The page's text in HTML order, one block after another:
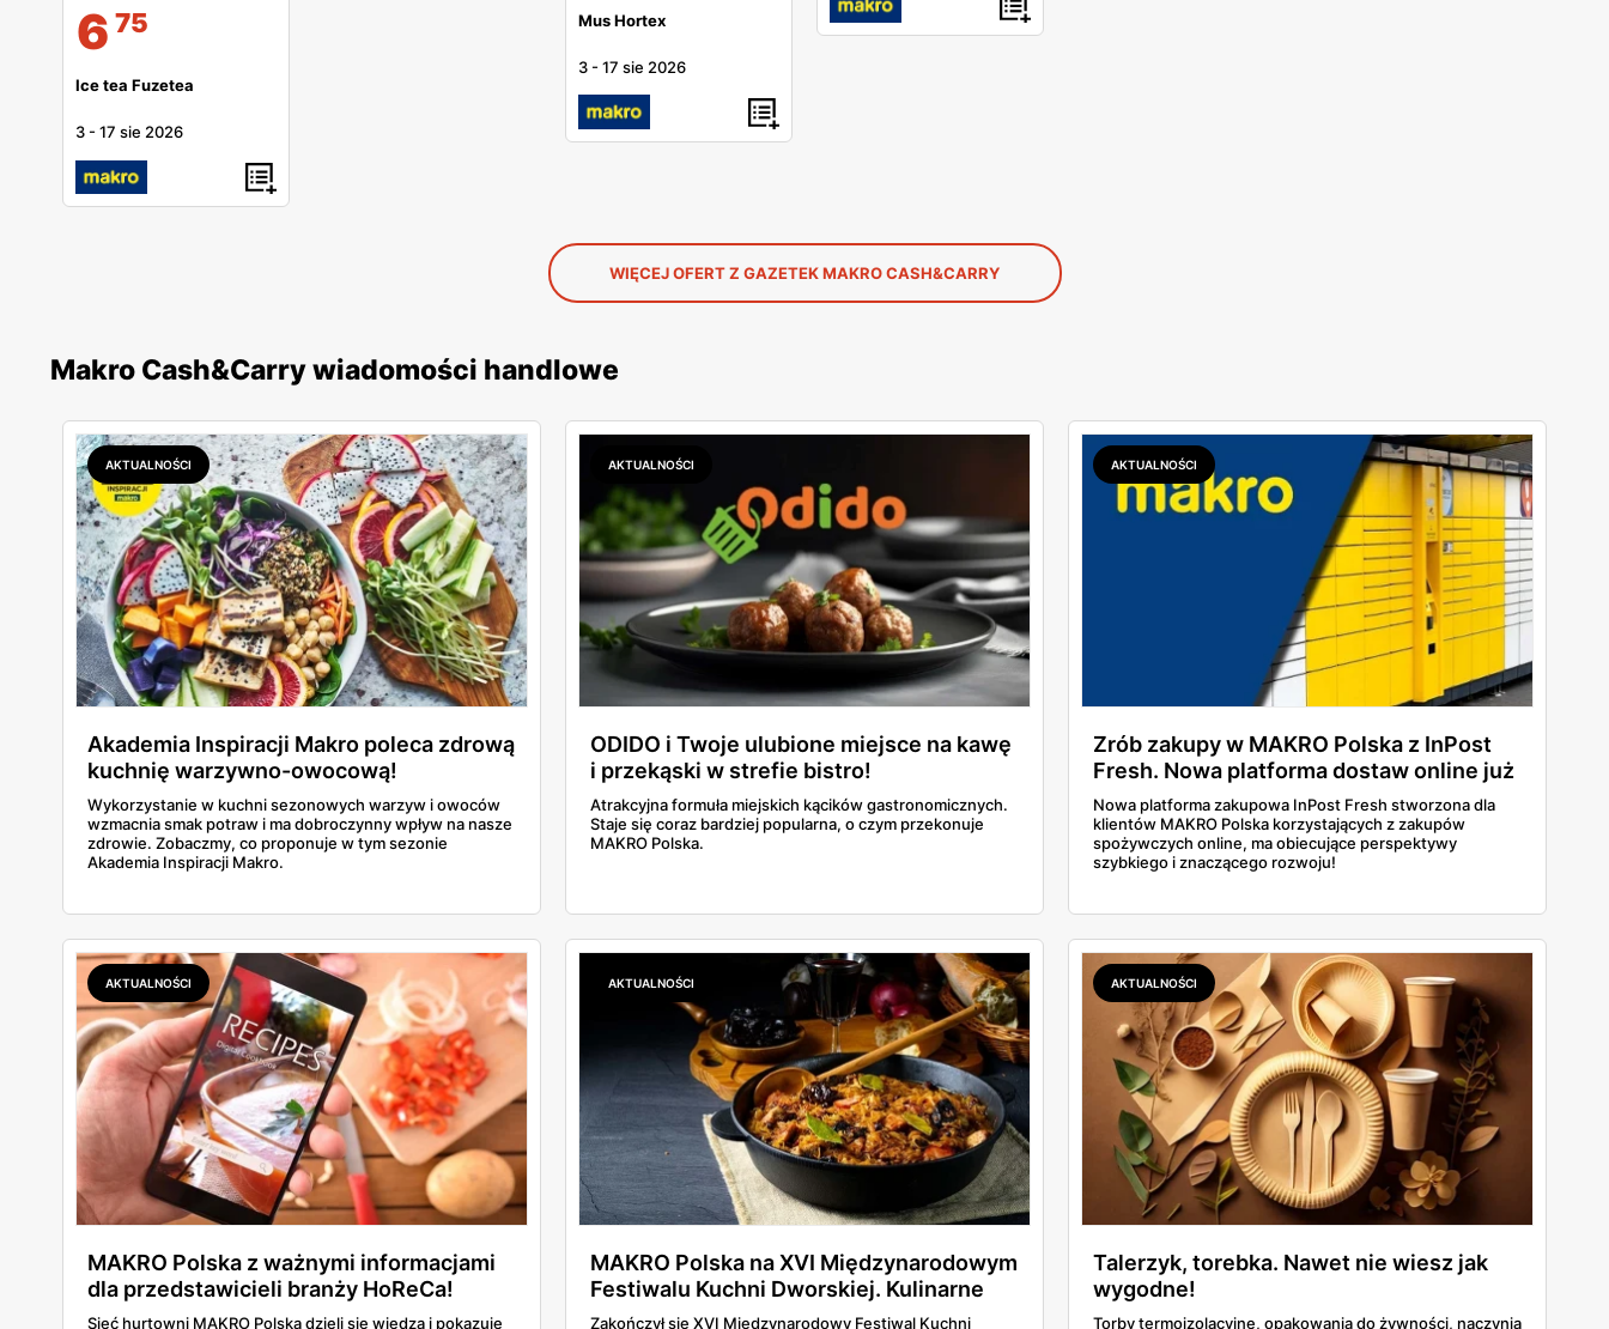
6 75
Ice tea Fuzetea
3 -17 sie 2026
Mus Hortex
3 -17 sie 2026
WIĘCEJ OFERT Z GAZETEK MAKRO CASH&CARRY
Makro Cash&Carry wiadomości handlowe
AKTUALNOŚCI
Akademia Inspiracji Makro poleca zdrową
kuchnię warzywno-owocową!
Wykorzystanie w kuchni sezonowych warzyw i owoców
wzmacnia smak potraw i ma dobroczynny wpływ na nasze
zdrowie. Zobaczmy, co proponuje w tym sezonie
Akademia Inspiracji Makro.
AKTUALNOŚCI
ODIDO i Twoje ulubione miejsce na kawę
i przekąski w strefie bistro!
Atrakcyjna formuła miejskich kącików gastronomicznych.
Staje się coraz bardziej popularna, o czym przekonuje
MAKRO Polska.
AKTUALNOŚCI
Zrób zakupy w MAKRO Polska z InPost
Fresh. Nowa platforma dostaw online już
działa!
Nowa platforma zakupowa InPost Fresh stworzona dla
klientów MAKRO Polska korzystających z zakupów
spożywczych online, ma obiecujące perspektywy
szybkiego i znaczącego rozwoju!
AKTUALNOŚCI
MAKRO Polska z ważnymi informacjami
dla przedstawicieli branży HoReCa!
Sieć hurtowni MAKRO Polska dzieli się wiedzą i pokazuje
AKTUALNOŚCI
MAKRO Polska na XVI Międzynarodowym
Festiwalu Kuchni Dworskiej. Kulinarne
doznania na najwyższym poziomie!
Zakończył się XVI Międzynarodowy Festiwal Kuchni
AKTUALNOŚCI
Talerzyk, torebka. Nawet nie wiesz jak
wygodne!
Torby termoizolacyjne, opakowania do żywności, naczynia